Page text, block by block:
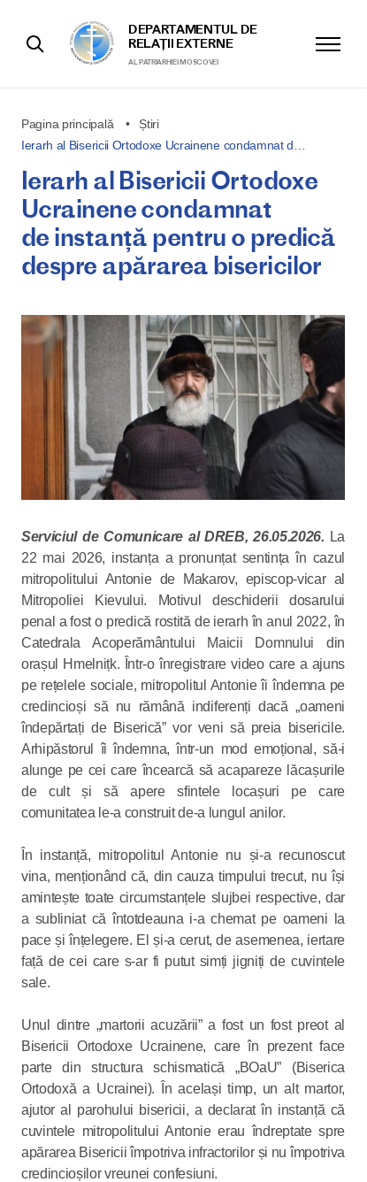
DEPARTAMENTUL DE
RELAȚII EXTERNE
AL PATRIARHIEI MOSCOVEI
Pagina principală
Știri
Ierarh al Bisericii Ortodoxe Ucrainene condamnat d…
Ierarh al Bisericii Ortodoxe
Ucrainene condamnat
de instanță pentru o predică
despre apărarea bisericilor
Serviciul de Comunicare al DREB, 26.05.2026. La
22 mai 2026, instanța a pronunțat sentința în cazul
mitropolitului Antonie de Makarov, episcop-vicar al
Mitropoliei Kievului. Motivul deschiderii dosarului
penal a fost o predică rostită de ierarh în anul 2022, în
Catedrala Acoperământului Maicii Domnului din
orașul Hmelnițk. Într-o înregistrare video care a ajuns
pe rețelele sociale, mitropolitul Antonie îi îndemna pe
credincioși să nu rămână indiferenți dacă „oameni
îndepărtați de Biserică” vor veni să preia bisericile.
Arhipăstorul îi îndemna, într-un mod emoțional, să-i
alunge pe cei care încearcă să acapareze lăcașurile
de cult și să apere sfintele locașuri pe care
comunitatea le-a construit de-a lungul anilor.
În instanță, mitropolitul Antonie nu și-a recunoscut
vina, menționând că, din cauza timpului trecut, nu își
amintește toate circumstanțele slujbei respective, dar
a subliniat că întotdeauna i-a chemat pe oameni la
pace și înțelegere. El și-a cerut, de asemenea, iertare
față de cei care s-ar fi putut simți jigniți de cuvintele
sale.
Unul dintre „martorii acuzării” a fost un fost preot al
Bisericii Ortodoxe Ucrainene, care în prezent face
parte din structura schismatică „BOaU” (Biserica
Ortodoxă a Ucrainei). În același timp, un alt martor,
ajutor al parohului bisericii, a declarat în instanță că
cuvintele mitropolitului Antonie erau îndreptate spre
apărarea Bisericii împotriva infractorilor și nu împotriva
credincioșilor vreunei confesiuni.